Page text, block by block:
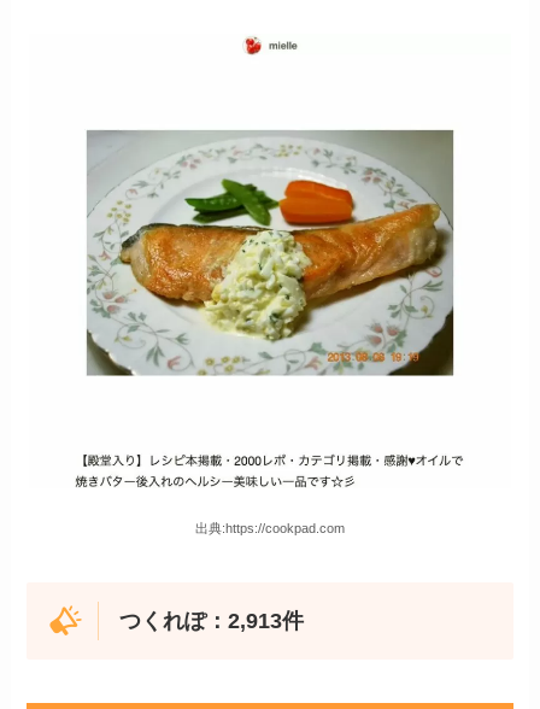
出典:https://cookpad.com
つくれぽ：2,913件